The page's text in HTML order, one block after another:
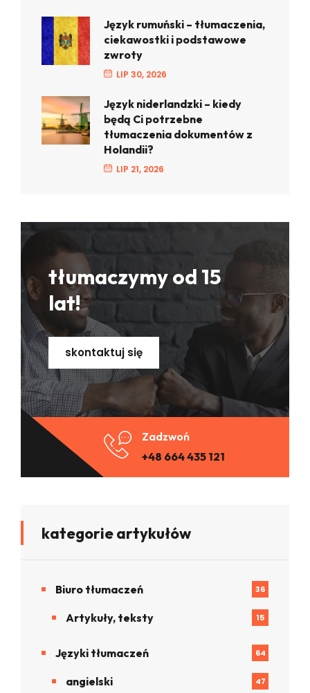
Język rumuński – tłumaczenia,
ciekawostki i podstawowe
zwroty
LIP 30, 2026
Język niderlandzki – kiedy
będą Ci potrzebne
tłumaczenia dokumentów z
Holandii?
LIP 21, 2026
tłumaczymy od 15
lat!
skontaktuj się
Zadzwoń
+48 664 435 121
kategorie artykułów
Biuro tłumaczeń 36
Artykuły, teksty 15
Języki tłumaczeń 64
angielski 47